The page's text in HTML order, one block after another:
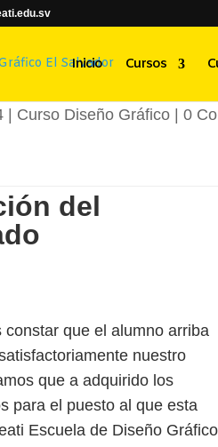
Inicio Cursos
Flores
Curso Diseño Gráfico |0
del
que el alumno arriba
nuestro
que a adquirido los
para el puesto al que esta
Escuela de Diseño